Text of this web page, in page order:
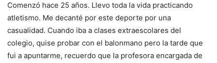
Comenzó hace 25 años. Llevo toda la vida practicando
atletismo. Me decanté por este deporte por una
casualidad. Cuando iba a clases extraescolares del
colegio, quise probar con el balonmano pero la tarde que
fui a apuntarme, recuerdo que la profesora encargada de